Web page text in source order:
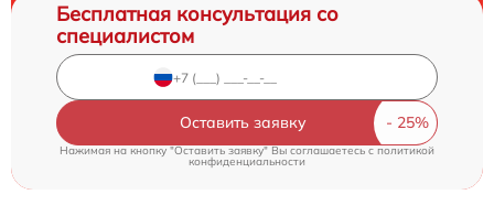
Бесплатная консультация со
специалистом
Оставить заявку
Нажимая на кнопку "Оставить заявку" Вы соглашаетесь cполитикой
конфиденциальности